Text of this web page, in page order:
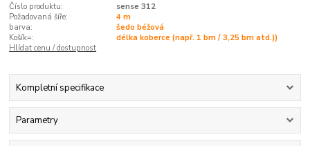
Číslo produktu:
sense 312
Požadovaná šíře:
4 m
barva:
šedo béžová
Košík=:
délka koberce (např. 1 bm / 3,25 bm atd.))
Hlídat cenu / dostupnost
Kompletní specifikace
Parametry